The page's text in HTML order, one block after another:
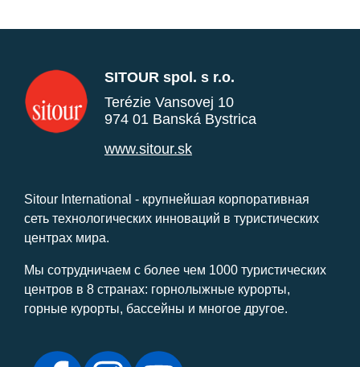
SITOUR spol. s r.o.
Terézie Vansovej 10
974 01 Banská Bystrica
www.sitour.sk
Sitour International - крупнейшая корпоративная
сеть технологических инноваций в туристических
центрах мира.
Мы сотрудничаем с более чем 1000 туристических
центров в 8 странах: горнолыжные курорты,
горные курорты, бассейны и многое другое.